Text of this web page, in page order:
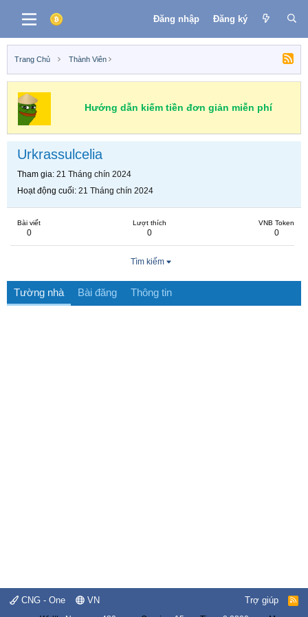
Đăng nhập Đăng ký
Trang Chủ Thành Viên
Hướng dẫn kiếm tiền đơn giản miễn phí
Urkrassulcelia
Tham gia 21 Tháng chín 2024
Hoạt động cuối 21 Tháng chín 2024
Bài viết
0
Lượt thích
0
VNB Token
0
Tìm kiếm
Tường nhà Bài đăng Thông tin
CNG - One VN Trợ giúp
R